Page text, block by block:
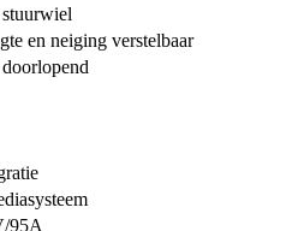
en neiging verstelbaar
95A